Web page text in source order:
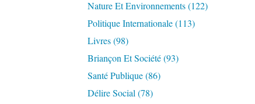
Nature Et Environnements(122)
Politique Internationale(113)
Livres(98)
Briançon Et Société(93)
Santé Publique(86)
Délire Social (78)